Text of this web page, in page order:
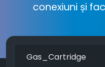
conexiuni și